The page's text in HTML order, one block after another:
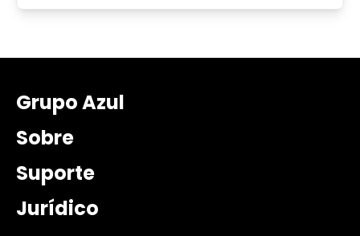
Grupo Azul
Sobre
Suporte
Jurídico